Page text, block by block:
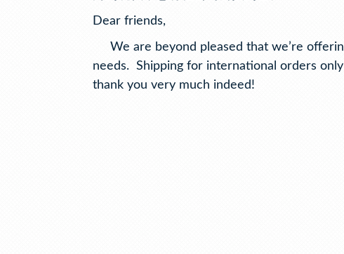
Dear friends,
We are beyond pleased that we’re
needs. Shipping for international orders
thank you very much indeed!